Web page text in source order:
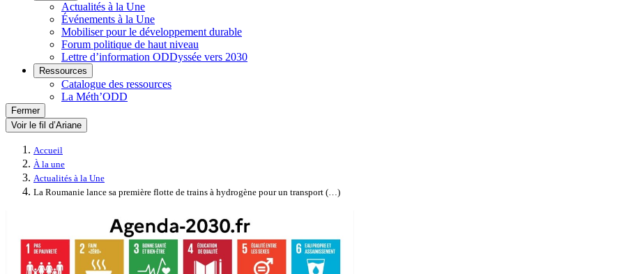
Actualités à la Une
Événements à la Une
Mobiliser pour le développement durable
Forum politique de haut niveau
Lettre d’information ODDyssée vers 2030
Ressources
Catalogue des ressources
La Méth’ODD
Fermer
Voir le fil d’Ariane
Accueil
À la une
Actualités à la Une
La Roumanie lance sa première flotte de trains à hydrogène pour un transport (…)